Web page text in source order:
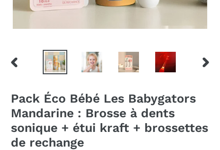
DIAPOSITIVE
Pack Éco Bébé Les Babygators
Mandarine : Brosse à dents
sonique + étui kraft + brossettes
de rechange